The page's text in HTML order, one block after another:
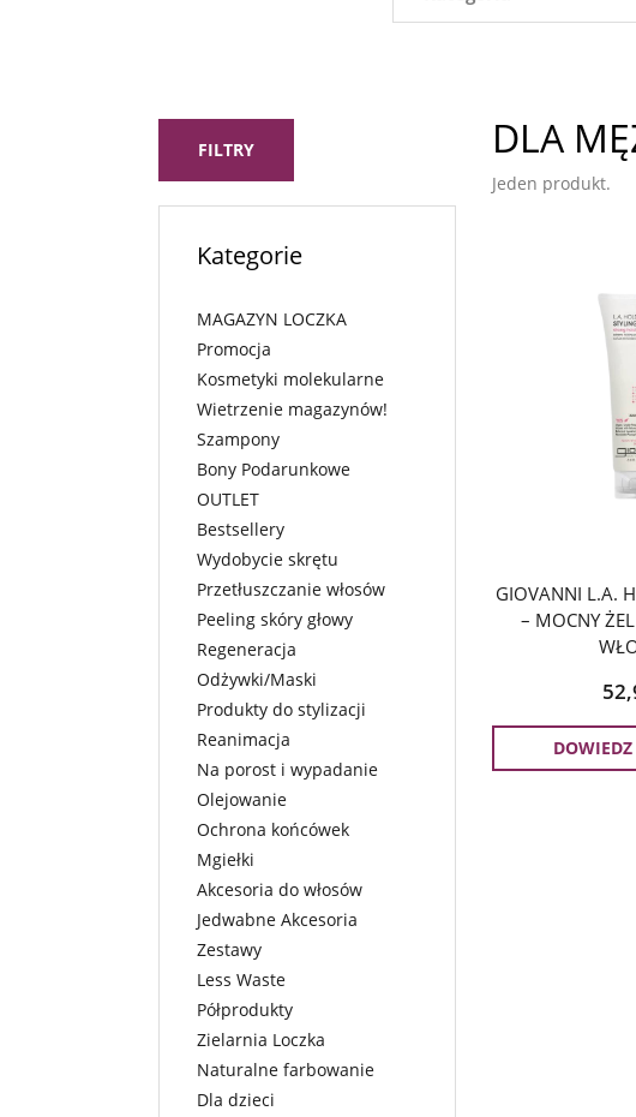
FILTRY
Kategorie
MAGAZYN LOCZKA
Promocja
Kosmetyki molekularne
Wietrzenie magazynów!
Szampony
Bony Podarunkowe
OUTLET
Bestsellery
Wydobycie skrętu
Przetłuszczanie włosów
Peeling skóry głowy
Regeneracja
Odżywki/Maski
Produkty do stylizacji
Reanimacja
Na porost i wypadanie
Olejowanie
Ochrona końcówek
Mgiełki
Akcesoria do włosów
Jedwabne Akcesoria
Zestawy
Less Waste
Półprodukty
Zielarnia Loczka
Naturalne farbowanie
Dla dzieci
DLA
Jeden produkt.
GIOVANNI L.A.
– MOCNY
DOWIEDZ